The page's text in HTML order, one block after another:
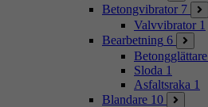
Betongvibrator 7
Valvvibrator 1
Bearbetning 6
Betongglättare
Sloda 1
Asfaltsraka 1
Blandare 10